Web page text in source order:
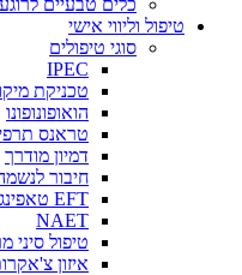
כלים טבעיים
טיפול וליווי אישי
סוגי טיפולים
IPEC
טכניקת
הואופונופונו
טראנס
דמיון מודרך
חיבור
EFT טאפינג
NAET
טיפול סיני
איזון